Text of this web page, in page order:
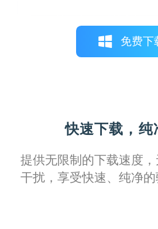
免费下
快速下载，纯
提供无限制的下载速度
干扰，享受快速、纯净的
面对复杂的办公需求，这款
位的支持，让我不再担心驱